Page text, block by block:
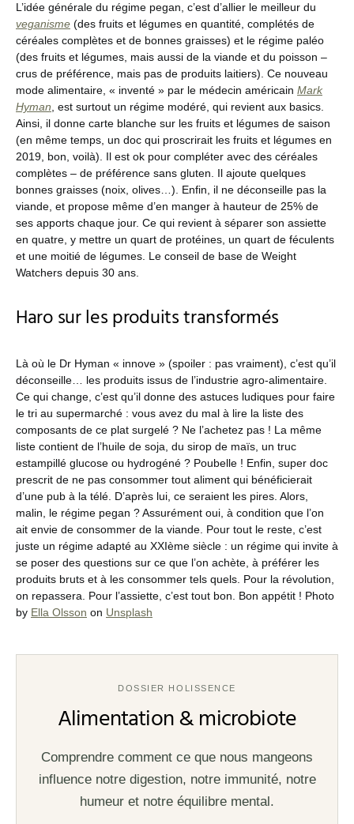
L’idée générale du régime pegan, c’est d’allier le meilleur du
veganisme (des fruits et légumes en quantité, complétés de
céréales complètes et de bonnes graisses) et le régime paléo
(des fruits et légumes, mais aussi de la viande et du poisson –
crus de préférence, mais pas de produits laitiers). Ce nouveau
mode alimentaire, « inventé » par le médecin américain Mark
Hyman , est surtout un régime modéré, qui revient aux basics.
Ainsi, il donne carte blanche sur les fruits et légumes de saison
(en même temps, un doc qui proscrirait les fruits et légumes en
2019, bon, voilà). Il est ok pour compléter avec des céréales
complètes – de préférence sans gluten. Il ajoute quelques
bonnes graisses (noix, olives…). Enfin, il ne déconseille pas la
viande, et propose même d’en manger à hauteur de 25% de
ses apports chaque jour. Ce qui revient à séparer son assiette
en quatre, y mettre un quart de protéines, un quart de féculents
et une moitié de légumes. Le conseil de base de Weight
Watchers depuis 30 ans.
Haro sur les produits transformés
Là où le Dr Hyman « innove » (spoiler : pas vraiment), c’est qu’il
déconseille… les produits issus de l’industrie agro-alimentaire.
Ce qui change, c’est qu’il donne des astuces ludiques pour faire
le tri au supermarché : vous avez du mal à lire la liste des
composants de ce plat surgelé ? Ne l’achetez pas ! La même
liste contient de l’huile de soja, du sirop de maïs, un truc
estampillé glucose ou hydrogéné ? Poubelle ! Enfin, super doc
prescrit de ne pas consommer tout aliment qui bénéficierait
d’une pub à la télé. D’après lui, ce seraient les pires. Alors,
malin, le régime pegan ? Assurément oui, à condition que l’on
ait envie de consommer de la viande. Pour tout le reste, c’est
juste un régime adapté au XXIème siècle : un régime qui invite à
se poser des questions sur ce que l’on achète, à préférer les
produits bruts et à les consommer tels quels. Pour la révolution,
on repassera. Pour l’assiette, c’est tout bon. Bon appétit ! Photo
by Ella Olsson on Unsplash
DOSSIER HOLISSENCE
Alimentation & microbiote
Comprendre comment ce que nous mangeons
influence notre digestion, notre immunité, notre
humeur et notre équilibre mental.